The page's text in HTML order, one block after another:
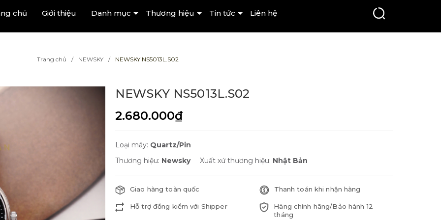
chủ Giới thiệu Danh mục Thương hiệu Tin tức Liên hệ
Trang chủ NEWSKY NEWSKY NS5013L.S02
NEWSKY NS5013L.S02
2.680.000₫
Loại máy: Quartz/Pin
Thương hiệu: Newsky Xuất xứ thương hiệu: Nhật Bản
Giao hàng toàn quốc Thanh toán khi nhận hàng
Hỗ trợ đồng kiểm với Shipper
Hàng chính hãng/Bảo hành 12
tháng